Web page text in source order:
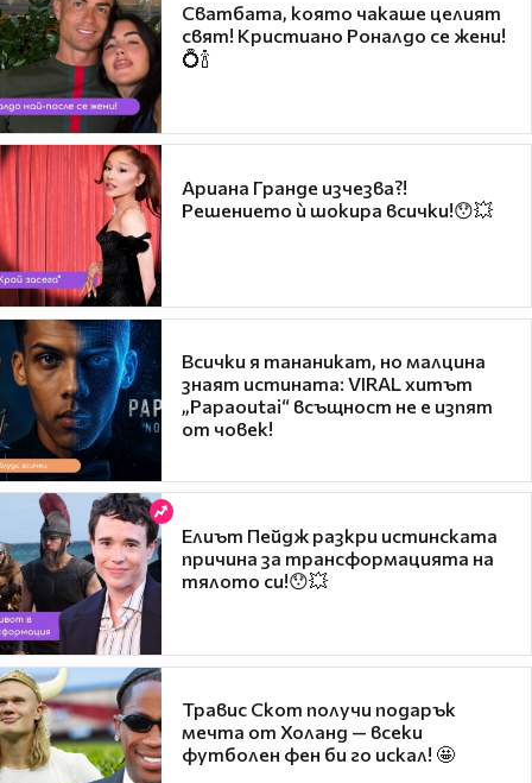
Сватбата, която чакаше целият
свят! Кристиано Роналдо се жени!
💍🍾
Ариана Гранде изчезва?!
Решението ѝ шокира всички!😯💥
Всички я тананикат, но малцина
знаят истината: VIRAL хитът
„Papaoutai“ всъщност не е изпят
от човек!
Елиът Пейдж разкри истинската
причина за трансформацията на
тялото си!😯💥
Травис Скот получи подарък
мечта от Холанд — всеки
футболен фен би го искал! 🤩